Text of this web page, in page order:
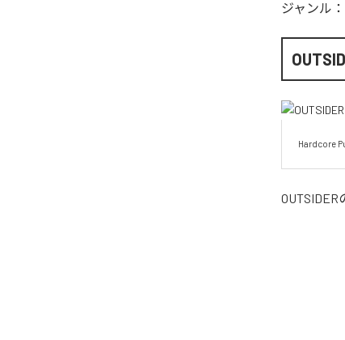
ジャンル：
Hardcore
OUTSIDER